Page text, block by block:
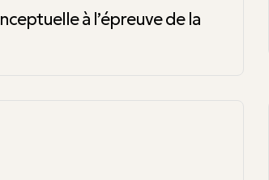
à l’épreuve de la